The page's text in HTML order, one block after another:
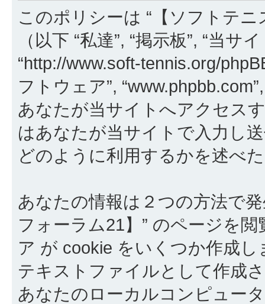
このポリシーは “【ソフトテ
（以下 “私達”, “掲示板”, “当
“http://www.soft-tennis.org/
フトウェア”,
あなたが当サイトへアクセス
はあなたが当サイトで入力し
どのように利用するかを述べ
あなたの情報は２つの方法で
フォーラム21】” のページを
ア が cookie をいくつか作成
テキストファイルとして作成
あなたのローカルコンピュー